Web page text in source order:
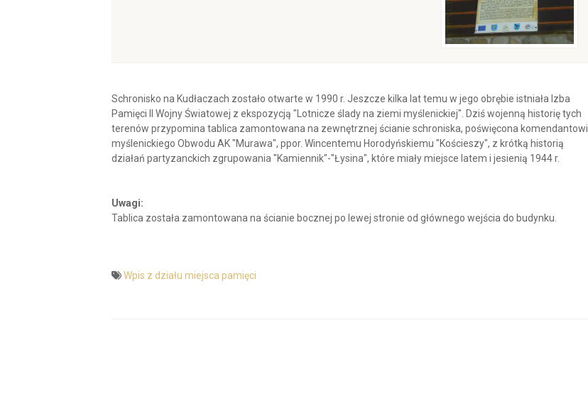
Schronisko na Kudłaczach zostało otwarte w 1990 r. Jeszcze kilka lat temu w jego obrębie istniała Izba
Pamięci II Wojny Światowej z ekspozycją "Lotnicze ślady na ziemi myślenickiej". Dziś wojenną historię tych
terenów przypomina tablica zamontowana na zewnętrznej ścianie schroniska, poświęcona komendantowi
myślenickiego Obwodu AK "Murawa", ppor. Wincentemu Horodyńskiemu "Kościeszy", z krótką historią
działań partyzanckich zgrupowania "Kamiennik"-"Łysina", które miały miejsce latem i jesienią 1944 r.
Uwagi:
Tablica została zamontowana na ścianie bocznej po lewej stronie od głównego wejścia do budynku.
Wpis z działu miejsca pamięci